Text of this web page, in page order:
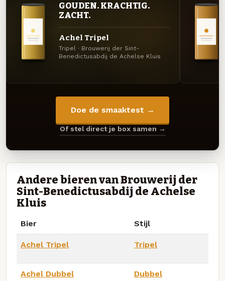
GOUDEN. KRACHTIG.
ZACHT.
Achel Tripel
Tripel · Brouwerij der Sint-
Benedictusabdij de Achelse Kluis
Doe de smaaktest →
Of stel direct je box samen →
Andere bieren van Brouwerij der
Sint-Benedictusabdij de Achelse
Kluis
Bier Stijl
Achel Tripel Tripel
Achel Dubbel Dubbel